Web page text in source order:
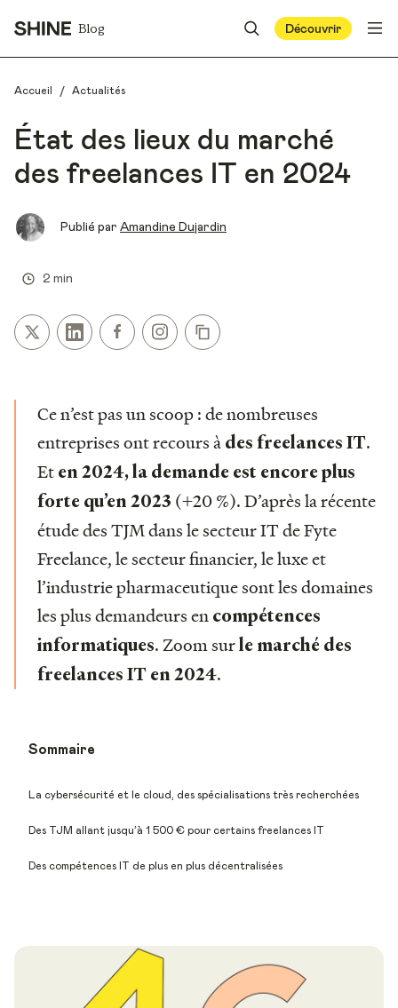
Blog Découvrir
Accueil / Actualités
État des lieux du marché
des freelances IT en 2024
Publié par Amandine Dujardin
2 min
Ce n’est pas un scoop : de nombreuses
entreprises ont recours à des freelances IT.
Et en 2024, la demande est encore plus
forte qu’en 2023 (+20 %). D’après la récente
étude des TJM dans le secteur IT de Fyte
Freelance, le secteur financier, le luxe et
l’industrie pharmaceutique sont les domaines
les plus demandeurs en compétences
informatiques. Zoom surle marché des
freelances IT en 2024.
Sommaire
La cybersécurité et le cloud, des spécialisations très recherchées
Des TJM allant jusqu’à 1 500 € pour certains freelances IT
Des compétences IT de plus en plus décentralisées